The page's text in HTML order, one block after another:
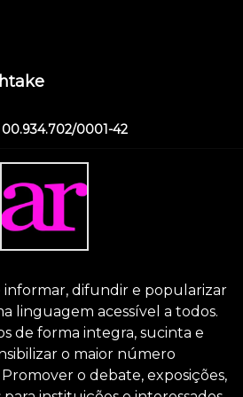
0001-42
informar, difundir e popularizar
linguagem acessível a todos.
de forma integra, sucinta e
o maior número
Promover o debate, exposições,